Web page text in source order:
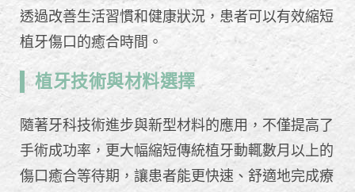
透過改善生活習慣和健康狀況，患者可以有效縮短
植牙傷口的癒合時間。
植牙技術與材料選擇
隨著牙科技術進步與新型材料的應用，不僅提高了
手術成功率，更大幅縮短傳統植牙動輒數月以上的
傷口癒合等待期，讓患者能更快速、舒適地完成療